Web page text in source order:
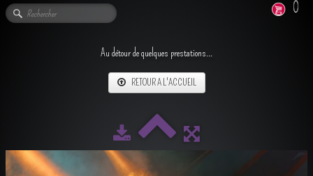
0
Au détour de quelques prestations...
RETOUR A L'ACCUEIL